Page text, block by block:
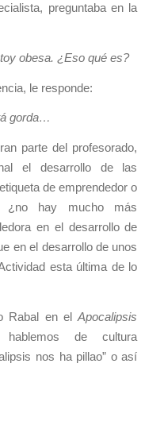
preguntaba en la
obesa. ¿Eso qué es?
le responde:
gorda…
parte del profesorado,
el desarrollo de las
de emprendedor o
¿no hay mucho más
en el desarrollo de
en el desarrollo de unos
esta última de lo
Rabal en elApocalipsis
de cultura
nos ha pillao” o así